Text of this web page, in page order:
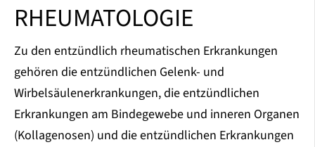
RHEUMATOLOGIE
Zu den entzündlich rheumatischen Erkrankungen
gehören die entzündlichen Gelenk- und
Wirbelsäulenerkrankungen, die entzündlichen
Erkrankungen am Bindegewebe und inneren Organen
(Kollagenosen) und die entzündlichen Erkrankungen